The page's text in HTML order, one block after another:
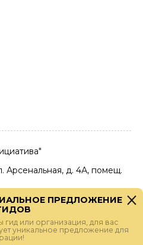
Арсенальная, д. 4А, помещ.
ПРЕДЛОЖЕНИЕ
гид или организация, для вас
уникальное предложение для